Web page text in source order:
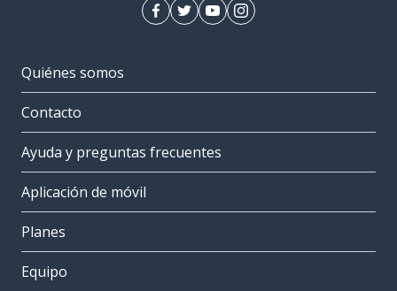
Quiénes somos
Contacto
Ayuda y preguntas frecuentes
Aplicación de móvil
Planes
Equipo